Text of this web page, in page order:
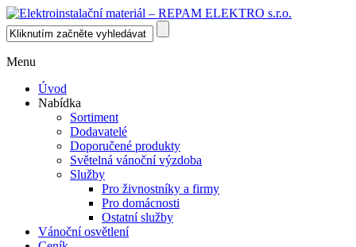
Menu
Úvod
Nabídka
Sortiment
Dodavatelé
Doporučené produkty
Světelná vánoční výzdoba
Služby
Pro živnostníky a firmy
Pro domácnosti
Ostatní služby
Vánoční osvětlení